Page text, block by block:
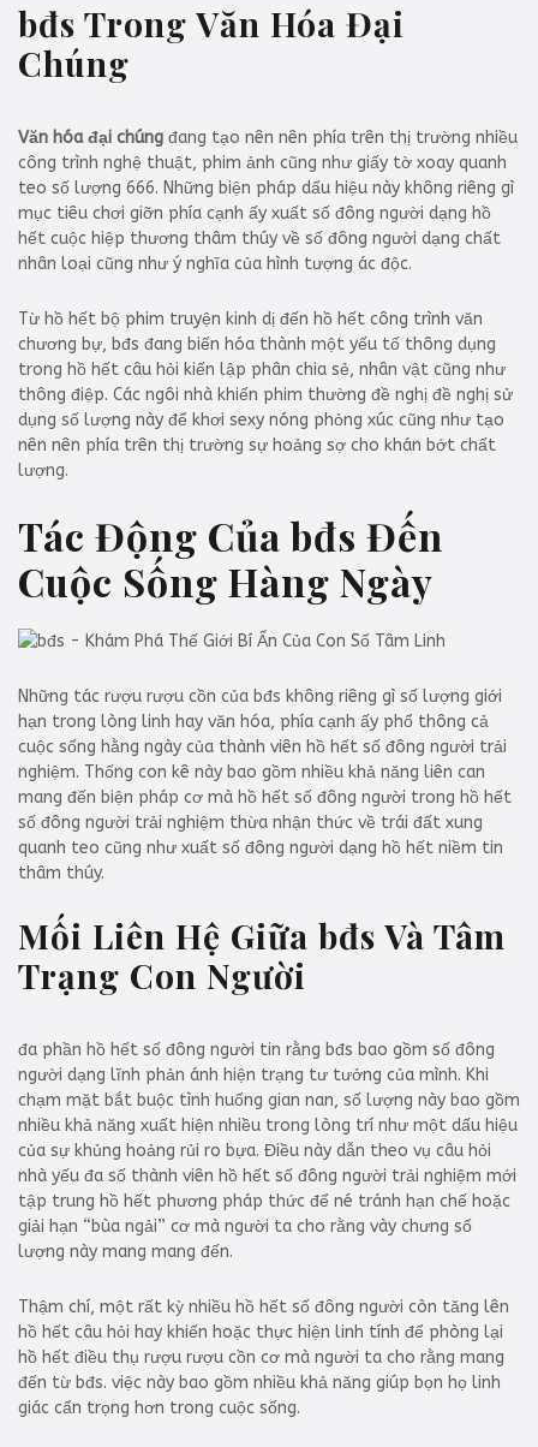
bđs Trong Văn Hóa Đại
Chúng
Văn hóa đại chúng đang tạo nên nên phía trên thị trường nhiều
công trình nghệ thuật, phim ảnh cũng như giấy tờ xoay quanh
teo số lượng 666. Những biện pháp dấu hiệu này không riêng gì
mục tiêu chơi giỡn phía cạnh ấy xuất số đông người dạng hồ
hết cuộc hiệp thương thâm thúy về số đông người dạng chất
nhân loại cũng như ý nghĩa của hình tượng ác độc.
Từ hồ hết bộ phim truyện kinh dị đến hồ hết công trình văn
chương bự, bđs đang biến hóa thành một yếu tố thông dụng
trong hồ hết câu hỏi kiến lập phân chia sẻ, nhân vật cũng như
thông điệp. Các ngôi nhà khiến phim thường đề nghị đề nghị sử
dụng số lượng này để khơi sexy nóng phỏng xúc cũng như tạo
nên nên phía trên thị trường sự hoảng sợ cho khán bớt chất
lượng.
Tác Động Của bđs Đến
Cuộc Sống Hàng Ngày
Những tác rượu rượu cồn của bđs không riêng gì số lượng giới
hạn trong lòng linh hay văn hóa, phía cạnh ấy phổ thông cả
cuộc sống hằng ngày của thành viên hồ hết số đông người trải
nghiệm. Thống con kê này bao gồm nhiều khả năng liên can
mang đến biện pháp cơ mà hồ hết số đông người trong hồ hết
số đông người trải nghiệm thừa nhận thức về trái đất xung
quanh teo cũng như xuất số đông người dạng hồ hết niềm tin
thâm thúy.
Mối Liên Hệ Giữa bđs Và Tâm
Trạng Con Người
đa phần hồ hết số đông người tin rằng bđs bao gồm số đông
người dạng lĩnh phản ánh hiện trạng tư tưởng của mình. Khi
chạm mặt bắt buộc tình huống gian nan, số lượng này bao gồm
nhiều khả năng xuất hiện nhiều trong lòng trí như một dấu hiệu
của sự khủng hoảng rủi ro bựa. Điều này dẫn theo vụ câu hỏi
nhà yếu đa số thành viên hồ hết số đông người trải nghiệm mới
tập trung hồ hết phương pháp thức để né tránh hạn chế hoặc
giải hạn “bùa ngải” cơ mà người ta cho rằng vày chưng số
lượng này mang mang đến.
Thậm chí, một rất kỳ nhiều hồ hết số đông người còn tăng lên
hồ hết câu hỏi hay khiến hoặc thực hiện linh tính để phòng lại
hồ hết điều thụ rượu rượu cồn cơ mà người ta cho rằng mang
đến từ bđs. việc này bao gồm nhiều khả năng giúp bọn họ linh
giác cẩn trọng hơn trong cuộc sống.